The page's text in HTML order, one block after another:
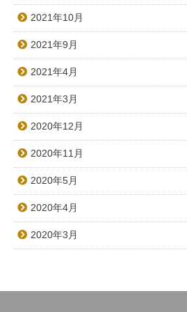
2021年10月
2021年9月
2021年4月
2021年3月
2020年12月
2020年11月
2020年5月
2020年4月
2020年3月